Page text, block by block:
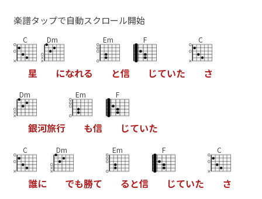
楽譜タップで自動スクロール開始
C
星
Dm
になれる
Em
と信
F
じていた
C
さ
Dm
銀河旅行
Em
も信
F
じていた
C
誰に
Dm
でも勝て
Em
る と信
F
じていた
C
さ